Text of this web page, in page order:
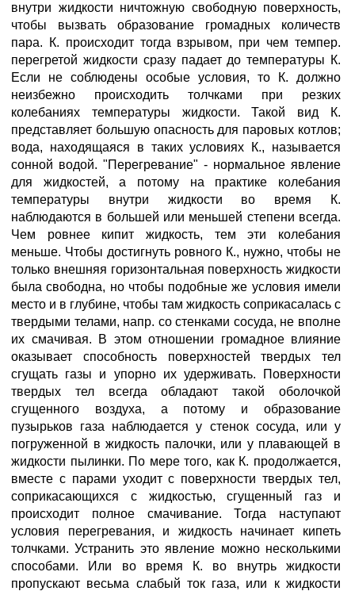
внутри жидкости ничтожную свободную поверхность,
чтобы вызвать образование громадных количеств
пара. К. происходит тогда взрывом, при чем темпер.
перегретой жидкости сразу падает до температуры К.
Если не соблюдены особые условия, то К. должно
неизбежно происходить толчками при резких
колебаниях температуры жидкости. Такой вид К.
представляет большую опасность для паровых котлов;
вода, находящаяся в таких условиях К., называется
сонной водой. "Перегревание" - нормальное явление
для жидкостей, а потому на практике колебания
температуры внутри жидкости во время К.
наблюдаются в большей или меньшей степени всегда.
Чем ровнее кипит жидкость, тем эти колебания
меньше. Чтобы достигнуть ровного К., нужно, чтобы не
только внешняя горизонтальная поверхность жидкости
была свободна, но чтобы подобные же условия имели
место и в глубине, чтобы там жидкость соприкасалась с
твердыми телами, напр. со стенками сосуда, не вполне
их смачивая. В этом отношении громадное влияние
оказывает способность поверхностей твердых тел
сгущать газы и упорно их удерживать. Поверхности
твердых тел всегда обладают такой оболочкой
сгущенного воздуха, а потому и образование
пузырьков газа наблюдается у стенок сосуда, или у
погруженной в жидкость палочки, или у плавающей в
жидкости пылинки. По мере того, как К. продолжается,
вместе с парами уходит с поверхности твердых тел,
соприкасающихся с жидкостью, сгущенный газ и
происходит полное смачивание. Тогда наступают
условия перегревания, и жидкость начинает кипеть
толчками. Устранить это явление можно несколькими
способами. Или во время К. во внутрь жидкости
пропускают весьма слабый ток газа, или к жидкости